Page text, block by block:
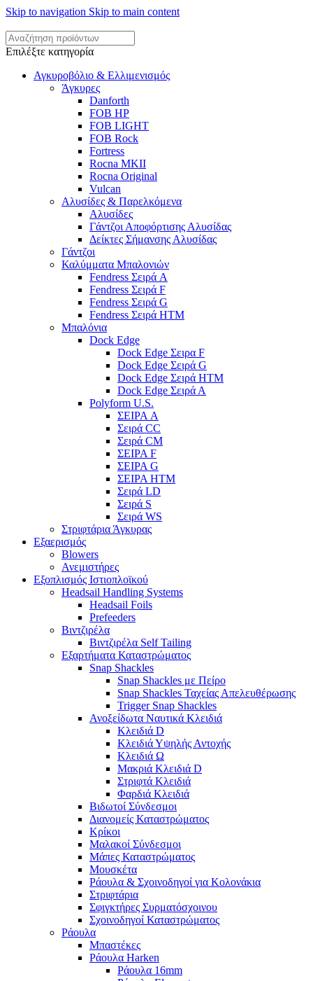
Skip to navigation Skip to main content
Επιλέξτε κατηγορία
Αγκυροβόλιο & Ελλιμενισμός
Άγκυρες
Danforth
FOB HP
FOB LIGHT
FOB Rock
Fortress
Rocna MKII
Rocna Original
Vulcan
Αλυσίδες & Παρελκόμενα
Αλυσίδες
Γάντζοι Αποφόρτισης Αλυσίδας
Δείκτες Σήμανσης Αλυσίδας
Γάντζοι
Καλύμματα Μπαλονιών
Fendress Σειρά A
Fendress Σειρά F
Fendress Σειρά G
Fendress Σειρά HTM
Μπαλόνια
Dock Edge
Dock Edge Σειρα F
Dock Edge Σειρά G
Dock Edge Σειρά HTM
Dock Edge Σειρά Α
Polyform U.S.
ΣΕΙΡΑ A
Σειρά CC
Σειρά CM
ΣΕΙΡΑ F
ΣΕΙΡΑ G
ΣΕΙΡΑ HTM
Σειρά LD
Σειρά S
Σειρά WS
Στριφτάρια Άγκυρας
Εξαερισμός
Blowers
Ανεμιστήρες
Εξοπλισμός Ιστιοπλοϊκού
Headsail Handling Systems
Headsail Foils
Prefeeders
Βιντζιρέλα
Βιντζιρέλα Self Tailing
Εξαρτήματα Καταστρώματος
Snap Shackles
Snap Shackles με Πείρο
Snap Shackles Ταχείας Απελευθέρωσης
Trigger Snap Shackles
Ανοξείδωτα Ναυτικά Κλειδιά
Κλειδιά D
Κλειδιά Υψηλής Αντοχής
Κλειδιά Ω
Μακριά Κλειδιά D
Στριφτά Κλειδιά
Φαρδιά Κλειδιά
Βιδωτοί Σύνδεσμοι
Διανομείς Καταστρώματος
Κρίκοι
Μαλακοί Σύνδεσμοι
Μάπες Καταστρώματος
Μουσκέτα
Ράουλα & Σχοινοδηγοί για Κολονάκια
Στριφτάρια
Σφιγκτήρες Συρματόσχοινου
Σχοινοδηγοί Καταστρώματος
Ράουλα
Μπαστέκες
Ράουλα Harken
Ράουλα 16mm